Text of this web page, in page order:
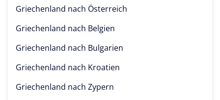
Griechenland nach Österreich
Griechenland nach Belgien
Griechenland nach Bulgarien
Griechenland nach Kroatien
Griechenland nach Zypern